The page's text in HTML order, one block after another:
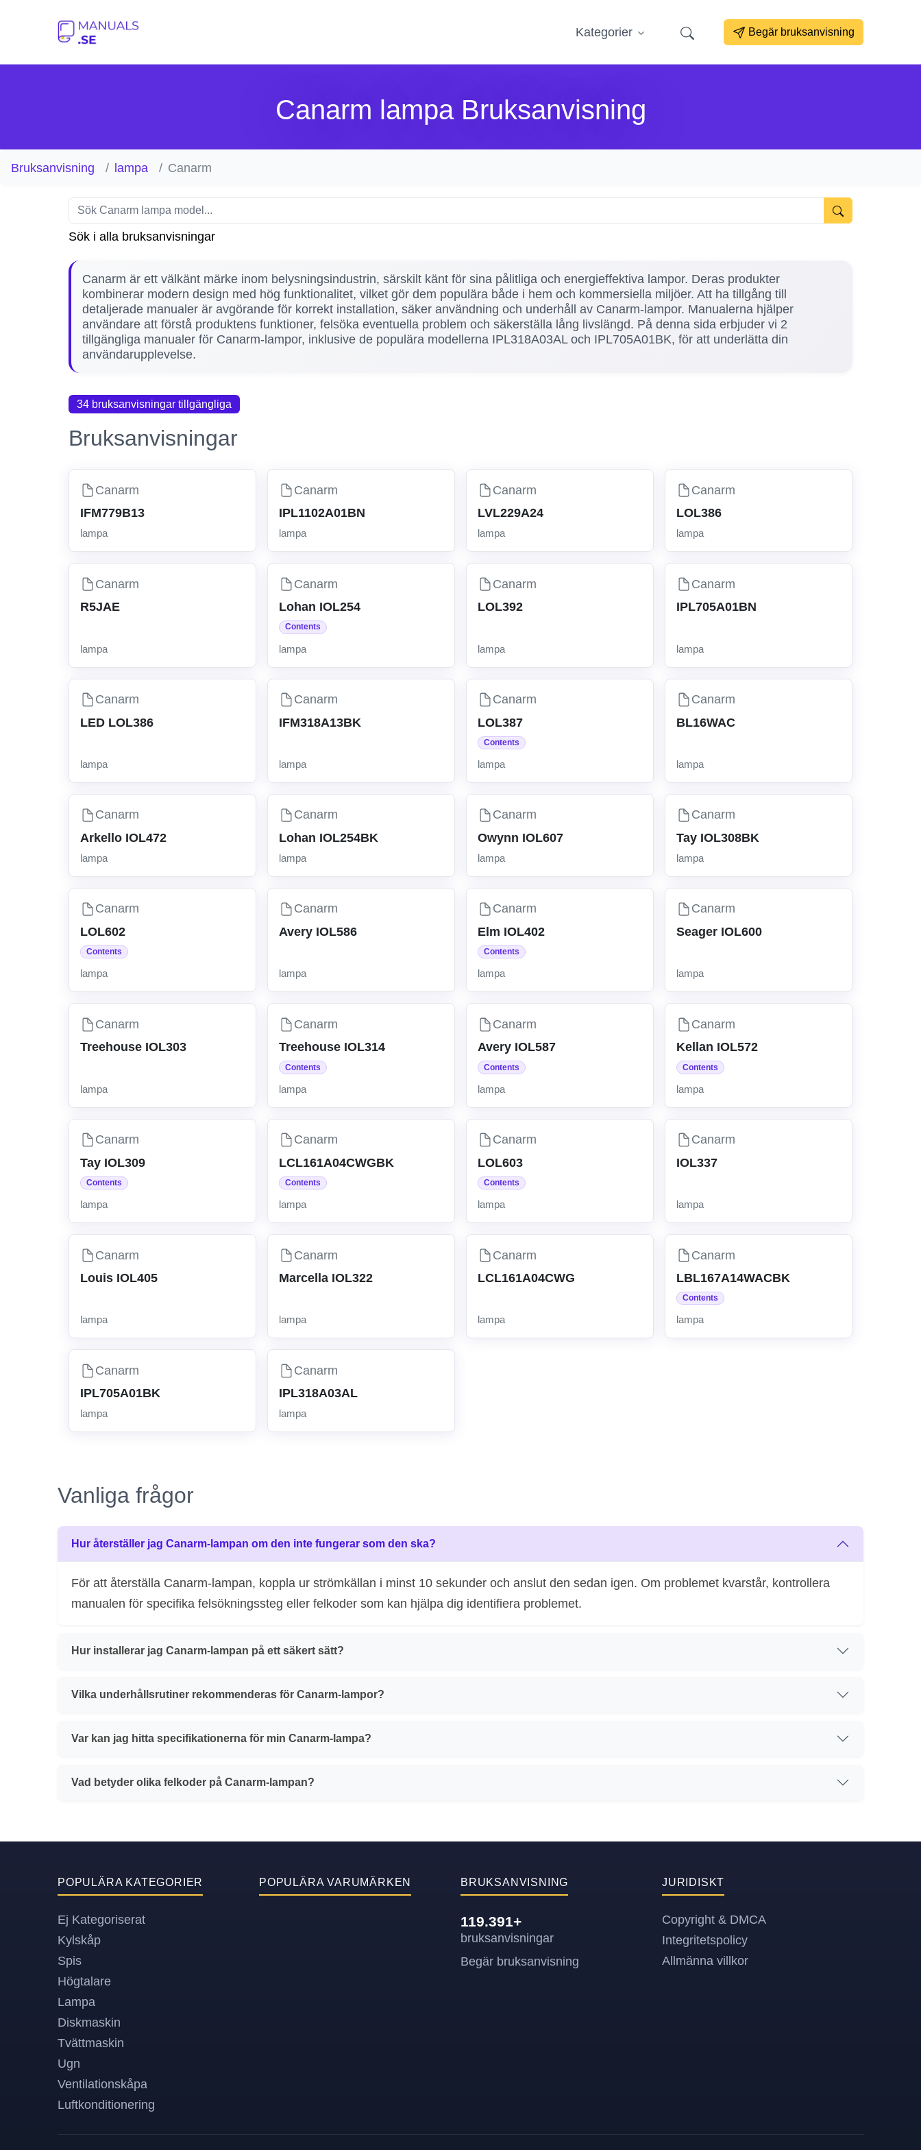
Kategorier Begär bruksanvisning
Canarm lampa Bruksanvisning
Bruksanvisning lampa Canarm
Sök i alla bruksanvisningar
Canarm är ett välkänt märke inom belysningsindustrin, särskilt känt för sina pålitliga och energieffektiva lampor. Deras produkter
kombinerar modern design med hög funktionalitet, vilket gör dem populära både i hem och kommersiella miljöer. Att ha tillgång till
detaljerade manualer är avgörande för korrekt installation, säker användning och underhåll av Canarm-lampor. Manualerna hjälper
användare att förstå produktens funktioner, felsöka eventuella problem och säkerställa lång livslängd. På denna sida erbjuder vi 2
tillgängliga manualer för Canarm-lampor, inklusive de populära modellerna IPL318A03AL och IPL705A01BK, för att underlätta din
användarupplevelse.
34 bruksanvisningar tillgängliga
Bruksanvisningar
Canarm
IFM779B13
lampa
Canarm
IPL1102A01BN
lampa
Canarm
LVL229A24
lampa
Canarm
LOL386
lampa
Canarm
R5JAE
lampa
Canarm
Lohan IOL254
Contents
lampa
Canarm
LOL392
lampa
Canarm
IPL705A01BN
lampa
Canarm
LED LOL386
lampa
Canarm
IFM318A13BK
lampa
Canarm
LOL387
Contents
lampa
Canarm
BL16WAC
lampa
Canarm
Arkello IOL472
lampa
Canarm
Lohan IOL254BK
lampa
Canarm
Owynn IOL607
lampa
Canarm
Tay IOL308BK
lampa
Canarm
LOL602
Contents
lampa
Canarm
Avery IOL586
lampa
Canarm
Elm IOL402
Contents
lampa
Canarm
Seager IOL600
lampa
Canarm
Treehouse IOL303
lampa
Canarm
Treehouse IOL314
Contents
lampa
Canarm
Avery IOL587
Contents
lampa
Canarm
Kellan IOL572
Contents
lampa
Canarm
Tay IOL309
Contents
lampa
Canarm
LCL161A04CWGBK
Contents
lampa
Canarm
LOL603
Contents
lampa
Canarm
IOL337
lampa
Canarm
Louis IOL405
lampa
Canarm
Marcella IOL322
lampa
Canarm
LCL161A04CWG
lampa
Canarm
LBL167A14WACBK
Contents
lampa
Canarm
IPL705A01BK
lampa
Canarm
IPL318A03AL
lampa
Vanliga frågor
Hur återställer jag Canarm-lampan om den inte fungerar som den ska?
För att återställa Canarm-lampan, koppla ur strömkällan i minst 10 sekunder och anslut den sedan igen. Om problemet kvarstår, kontrollera
manualen för specifika felsökningssteg eller felkoder som kan hjälpa dig identifiera problemet.
Hur installerar jag Canarm-lampan på ett säkert sätt?
Vilka underhållsrutiner rekommenderas för Canarm-lampor?
Var kan jag hitta specifikationerna för min Canarm-lampa?
Vad betyder olika felkoder på Canarm-lampan?
POPULÄRA KATEGORIER
Ej Kategoriserat
Kylskåp
Spis
Högtalare
Lampa
Diskmaskin
Tvättmaskin
Ugn
Ventilationskåpa
Luftkonditionering
POPULÄRA VARUMÄRKEN BRUKSANVISNING
119.391+
bruksanvisningar
Begär bruksanvisning
JURIDISKT
Copyright & DMCA
Integritetspolicy
Allmänna villkor